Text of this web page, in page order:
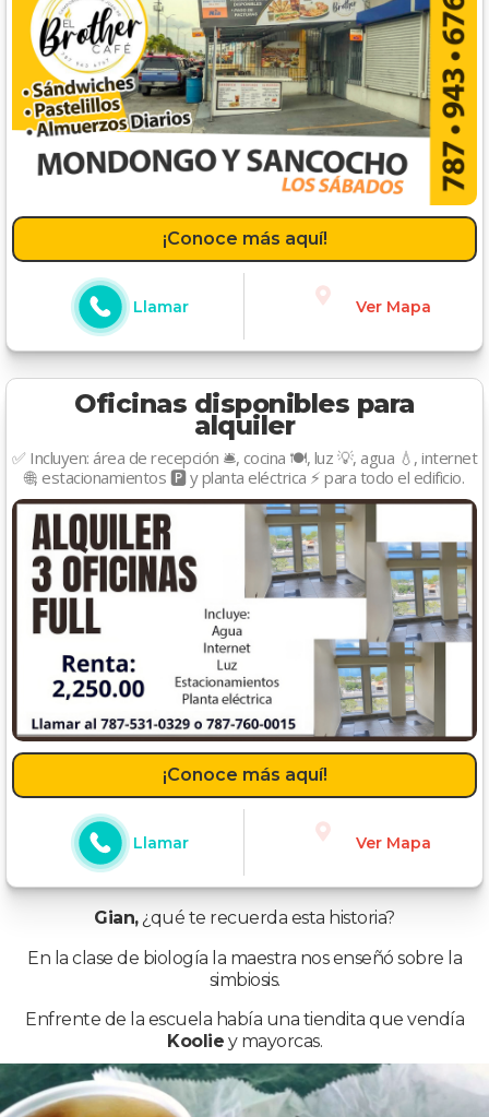
¡Conoce más aquí!
Llamar Ver Mapa
Oficinas disponibles para
alquiler
✅ Incluyen: área de recepción 🛎️, cocina 🍽️, luz 💡, agua 💧, internet
🌐, estacionamientos 🅿️ y planta eléctrica ⚡ para todo el edificio.
¡Conoce más aquí!
Llamar Ver Mapa
Gian,¿qué te recuerda esta historia?
En la clase de biología la maestra nos enseñó sobre la
simbiosis.
Enfrente de la escuela había una tiendita que vendía
Koolie y mayorcas.